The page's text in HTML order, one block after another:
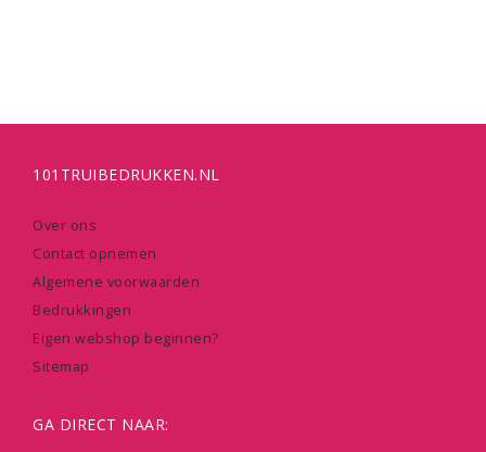
101TRUIBEDRUKKEN.NL
Over ons
Contact opnemen
Algemene voorwaarden
Bedrukkingen
Eigen webshop beginnen?
Sitemap
GA DIRECT NAAR: